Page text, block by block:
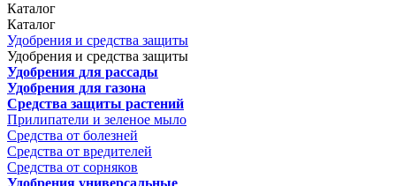
Каталог
Каталог
Удобрения и средства защиты
Удобрения и средства защиты
Удобрения для рассады
Удобрения для газона
Средства защиты растений
Прилипатели и зеленое мыло
Средства от болезней
Средства от вредителей
Средства от сорняков
Удобрения универсальные